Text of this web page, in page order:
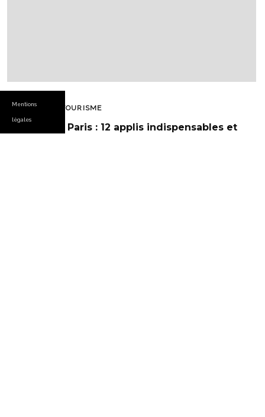
Mentions
légales
CONSEILS TOURISME
Nomades à Paris : 12 applis indispensables et